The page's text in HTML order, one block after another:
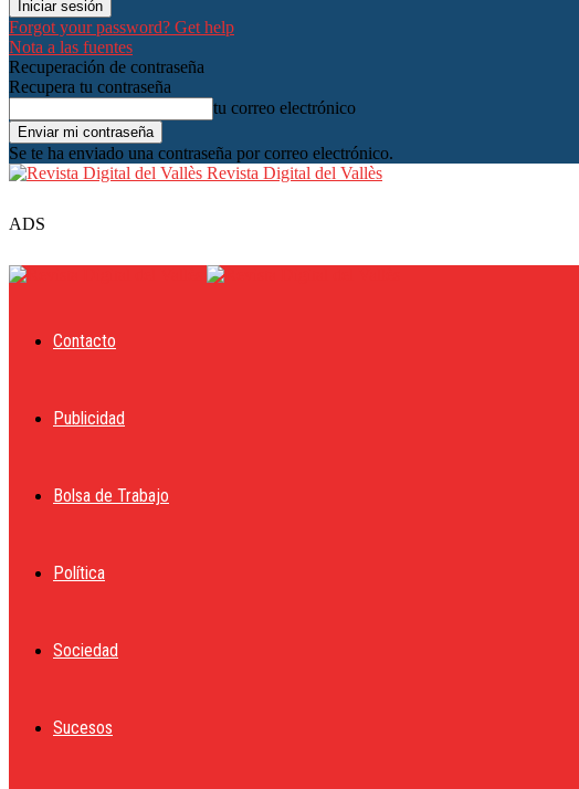
Forgot your password? Get help
Nota a las fuentes
Recuperación de contraseña
Recupera tu contraseña
tu correo electrónico
Se te ha enviado una contraseña por correo electrónico.
Revista Digital del Vallès
ADS
Contacto
Publicidad
Bolsa de Trabajo
Política
Sociedad
Sucesos